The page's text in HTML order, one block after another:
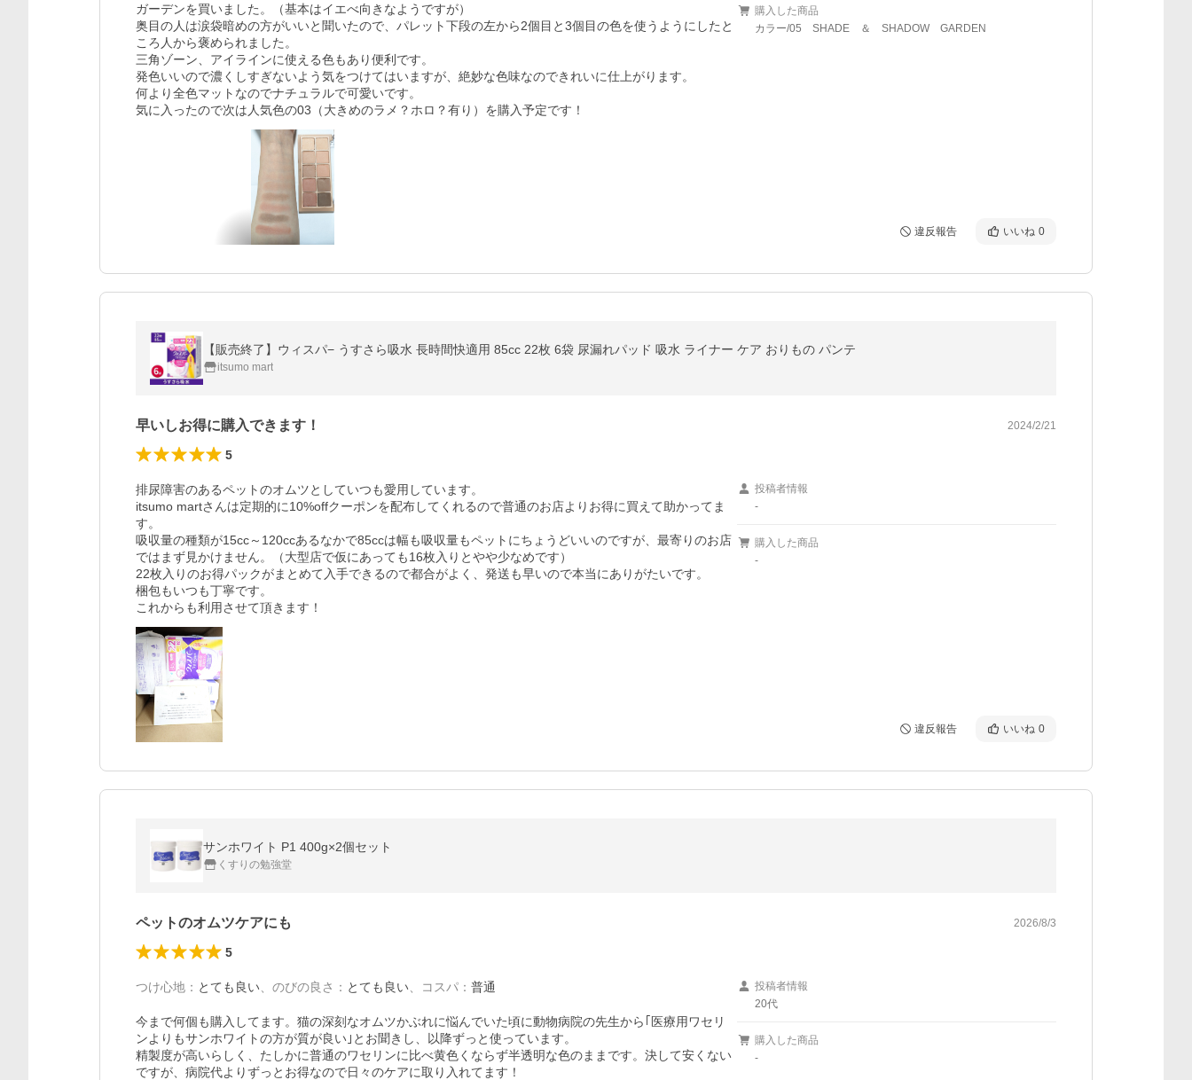
ガーデンを買いました。（基本はイエべ向きなようですが）
奥目の人は涙袋暗めの方がいいと聞いたので、パレット下段の左から2個目と3個目の色を使うようにしたと
ころ人から褒められました。
三角ゾーン、アイラインに使える色もあり便利です。
発色いいので濃くしすぎないよう気をつけてはいますが、絶妙な色味なのできれいに仕上がります。
何より全色マットなのでナチュラルで可愛いです。
気に入ったので次は人気色の03（大きめのラメ？ホロ？有り）を購入予定です！
購入した商品
カラー/05 SHADE ＆ SHADOW GARDEN
違反報告 いいね 0
【販売終了】ウィスパ− うすさら吸水 長時間快適用 85cc 22枚 6袋 尿漏れパッド 吸水 ライナー ケア おりもの パンテ
itsumo mart
早いしお得に購入できます！ 2024/2/21
5
排尿障害のあるペットのオムツとしていつも愛用しています。
itsumo martさんは定期的に10%offクーポンを配布してくれるので普通のお店よりお得に買えて助かってま
す。
吸収量の種類が15cc～120ccあるなかで85ccは幅も吸収量もペットにちょうどいいのですが、最寄りのお店
ではまず見かけません。（大型店で仮にあっても16枚入りとやや少なめです）
22枚入りのお得パックがまとめて入手できるので都合がよく、発送も早いので本当にありがたいです。
梱包もいつも丁寧です。
これからも利用させて頂きます！
投稿者情報
-
購入した商品
-
違反報告 いいね 0
サンホワイト P1 400g×2個セット
くすりの勉強堂
ペットのオムツケアにも 2026/8/3
5
つけ心地 ： とても良い のびの良さ ： とても良い コスパ ： 普通
今まで何個も購入してます。猫の深刻なオムツかぶれに悩んでいた頃に動物病院の先生から｢医療用ワセリ
ンよりもサンホワイトの方が質が良い｣とお聞きし、以降ずっと使っています。
精製度が高いらしく、たしかに普通のワセリンに比べ黄色くならず半透明な色のままです。決して安くない
ですが、病院代よりずっとお得なので日々のケアに取り入れてます！
投稿者情報
20代
購入した商品
-